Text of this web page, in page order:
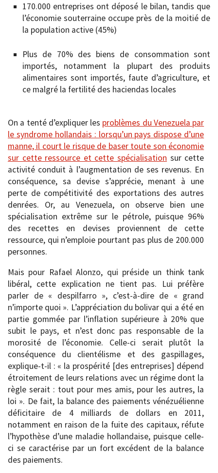
170.000 entreprises ont déposé le bilan, tandis que
l’économie souterraine occupe près de la moitié de
la population active (45%)
Plus de 70% des biens de consommation sont
importés, notamment la plupart des produits
alimentaires sont importés, faute d’agriculture, et
ce malgré la fertilité des haciendas locales
On a tenté d’expliquer les problèmes du Venezuela par
le syndrome hollandais : lorsqu’un pays dispose d’une
manne, il court le risque de baser toute son économie
sur cette ressource et cette spécialisation sur cette
activité conduit à l’augmentation de ses revenus. En
conséquence, sa devise s’apprécie, menant à une
perte de compétitivité des exportations des autres
denrées. Or, au Venezuela, on observe bien une
spécialisation extrême sur le pétrole, puisque 96%
des recettes en devises proviennent de cette
ressource, qui n’emploie pourtant pas plus de 200.000
personnes.
Mais pour Rafael Alonzo, qui préside un think tank
libéral, cette explication ne tient pas. Lui préfère
parler de « despilfarro », c’est-à-dire de « grand
n’importe quoi ». L’appréciation du bolivar qui a été en
partie gommée par l’inflation supérieure à 20% que
subit le pays, et n’est donc pas responsable de la
morosité de l’économie. Celle-ci serait plutôt la
conséquence du clientélisme et des gaspillages,
explique-t-il : « la prospérité [des entreprises] dépend
étroitement de leurs relations avec un régime dont la
règle serait : tout pour mes amis, pour les autres, la
loi ». De fait, la balance des paiements vénézuélienne
déficitaire de 4 milliards de dollars en 2011,
notamment en raison de la fuite des capitaux, réfute
l’hypothèse d’une maladie hollandaise, puisque celle-
ci se caractérise par un fort excédent de la balance
des paiements.